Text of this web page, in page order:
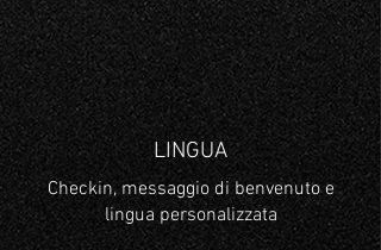
LINGUA
Checkin, messaggio di benvenuto e
lingua personalizzata